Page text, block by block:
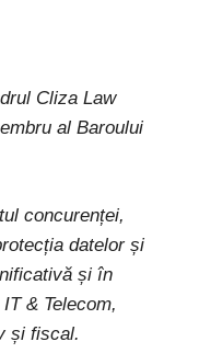
Cliza Law
al Baroului
concurenței,
datelor și
și în
& Telecom,
și fiscal.